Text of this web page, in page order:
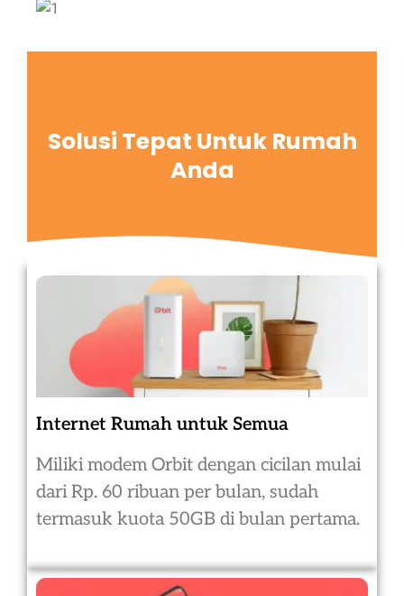
Solusi Tepat Untuk Rumah
Anda
Internet Rumah untuk Semua
Miliki modem Orbit dengan cicilan mulai
dari Rp. 60 ribuan per bulan, sudah
termasuk kuota 50GB di bulan pertama.